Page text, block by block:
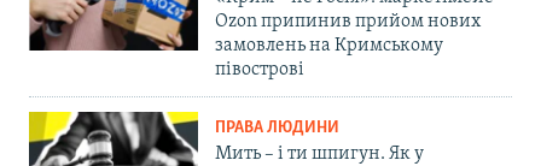
Ozon припинив прийом нових
замовлень на Кримському
півострові
ПРАВА ЛЮДИНИ
Мить – і ти шпигун. Як у